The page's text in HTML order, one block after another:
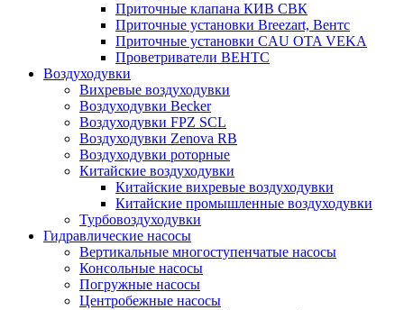
Приточные клапана КИВ СВК
Приточные установки Breezart, Вентс
Приточные установки CAU OTA VEKA
Проветриватели ВЕНТС
Воздуходувки
Вихревые воздуходувки
Воздуходувки Becker
Воздуходувки FPZ SCL
Воздуходувки Zenova RB
Воздуходувки роторные
Китайские воздуходувки
Китайские вихревые воздуходувки
Китайские промышленные воздуходувки
Турбовоздуходувки
Гидравлические насосы
Вертикальные многоступенчатые насосы
Консольные насосы
Погружные насосы
Центробежные насосы